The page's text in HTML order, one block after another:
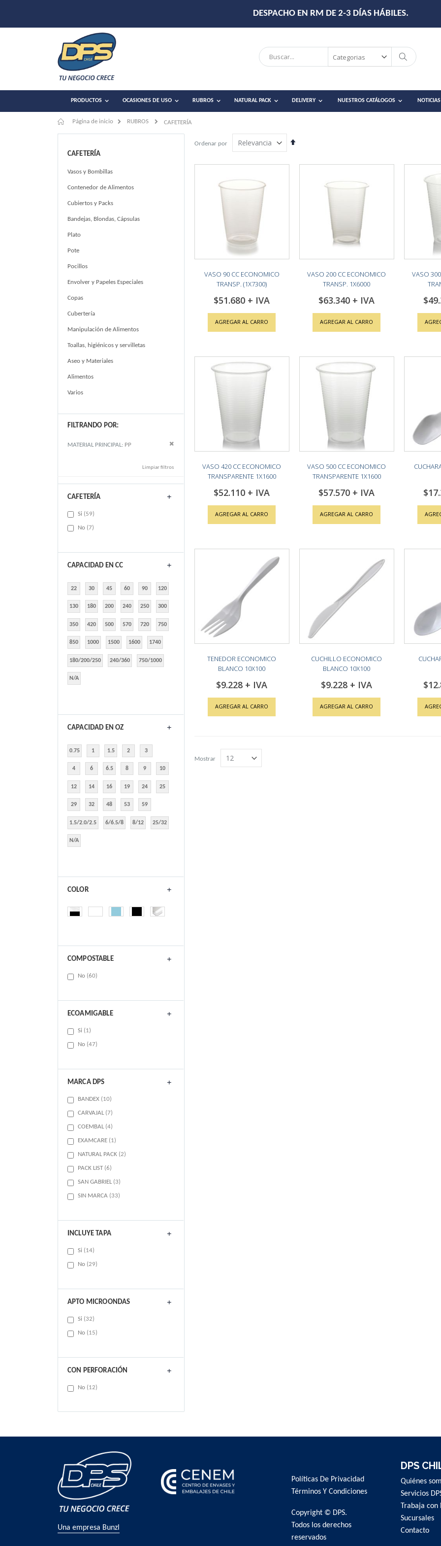
DESPACHO EN RM DE 2-3 DÍAS HÁBILES.
Search
PRODUCTOS OCASIONES DE USO RUBROS NATURAL PACK DELIVERY NUESTROS CATÁLOGOS NOTICIAS
Página de inicio RUBROS CAFETERÍA
Ordenar por
VASO 90 CC ECONOMICO
TRANSP. (1X7300)
$51.680
AGREGAR AL CARRO
VASO 200 CC ECONOMICO
TRANSP. 1X6000
$63.340
AGREGAR AL CARRO
VASO
VASO 420 CC ECONOMICO
TRANSPARENTE 1X1600
$52.110
AGREGAR AL CARRO
VASO 500 CC ECONOMICO
TRANSPARENTE 1X1600
$57.570
AGREGAR AL CARRO
TENEDOR ECONOMICO
BLANCO 10X100
$9.228
AGREGAR AL CARRO
CUCHILLO ECONOMICO
BLANCO 10X100
$9.228
AGREGAR AL CARRO
Mostrar
CAFETERÍA
Vasos y Bombillas
Contenedor de Alimentos
Cubiertos y Packs
Bandejas, Blondas, Cápsulas
Plato
Pote
Pocillos
Envolver y Papeles Especiales
Copas
Cubertería
Manipulación de Alimentos
Toallas, higiénicos y servilletas
Aseo y Materiales
Alimentos
Varios
FILTRANDO POR:
MATERIAL PRINCIPAL PP Remove This Item
Limpiar filtros
CAFETERÍA
Si 59items
No 7items
CAPACIDAD EN CC
22 30 45 60 90 120
130 180 200 240 250 300
350 420 500 570 720 750
850 1000 1500 1600 1740
180/200/250 240/360 750/1000
N/A
CAPACIDAD EN OZ
0.75 1 1.5 2 3
4 6 6.5 8 9 10
12 14 16 19 24 25
29 32 48 53 59
1.5/2.0/2.5 6/6.5/8 8/12 25/32
N/A
COLOR
COMPOSTABLE
No 60items
ECOAMIGABLE
Si 1item
No 47items
MARCA DPS
BANDEX 10items
CARVAJAL 7items
COEMBAL 4items
EXAMCARE 1item
NATURAL PACK 2items
PACK LIST 6items
SAN GABRIEL 3items
SIN MARCA 33items
INCLUYE TAPA
Si 14items
No 29items
APTO MICROONDAS
Si 32items
No 15items
CON PERFORACIÓN
No 12items
Una empresa Bunzl
Políticas De Privacidad
Términos Y Condiciones
Copyright © DPS.
Todos los derechos
reservados
DPS
Quiénes
Servicios
Trabaja con
Sucursales
Contacto